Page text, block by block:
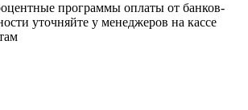
программы оплаты от банков-
уточняйте у менеджеров на кассе